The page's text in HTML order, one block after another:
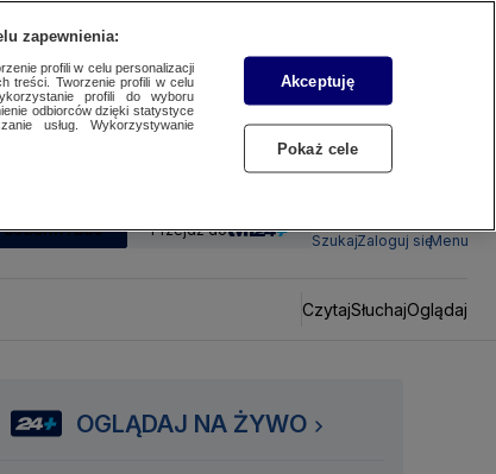
SUBSKRYBUJ Przejdź do
SzukajZaloguj sięMenu
CzytajSłuchajOglądaj
OGLĄDAJ NA ŻYWO
zapewnienia:
profili w celu personalizacji
treści. Tworzenie profili w celu
profili do wyboru
odbiorców dzięki statystyce
usług. Wykorzystywanie
Akceptuję
Pokaż cele